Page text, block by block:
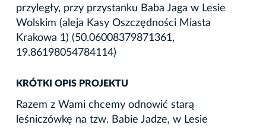
przyległy, przy przystanku Baba Jaga w Lesie
Wolskim (aleja Kasy Oszczędności Miasta
Krakowa 1) (50.06008379871361,
19.86198054784114)
KRÓTKI OPIS PROJEKTU
Razem z Wami chcemy odnowić starą
leśniczówkę na tzw. Babie Jadze, w Lesie